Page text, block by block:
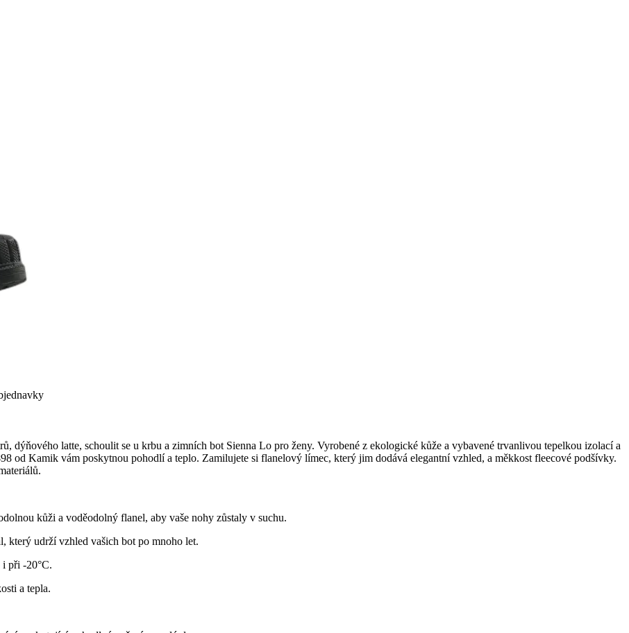
dýňového latte, schoulit se u krbu a zimních bot Sienna Lo pro ženy. Vyrobené z ekologické kůže a vybavené trvanlivou tepelkou izolací a
od Kamik vám poskytnou pohodlí a teplo. Zamilujete si flanelový límec, který jim dodává elegantní vzhled, a měkkost fleecové podšívky.
kůži a voděodolný flanel, aby vaše nohy zůstaly v suchu.
udrží vzhled vašich bot po mnoho let.
při -20°C.
a tepla.